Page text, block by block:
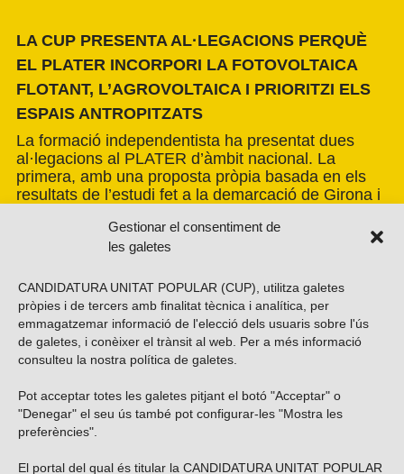
Gestionar el consentiment de
les galetes
CANDIDATURA UNITAT POPULAR (CUP), utilitza galetes
pròpies i de tercers amb finalitat tècnica i analítica, per
emmagatzemar informació de l'elecció dels usuaris sobre l'ús
de galetes, i conèixer el trànsit al web. Per a més informació
consulteu la nostra política de galetes
Pot acceptar totes les galetes pitjant el botó "Acceptar" o
"Denegar" el seu ús també pot configurar-les "Mostra les
preferències".
El portal del qual és titular la CANDIDATURA UNITAT POPULAR
LA CUP PRESENTA AL·LEGACIONS PERQUÈ
EL PLATER INCORPORI LA FOTOVOLTAICA
FLOTANT, L’AGROVOLTAICA I PRIORITZI ELS
ESPAIS ANTROPITZATS
La formació independentista ha presentat dues
al·legacions al PLATER d’àmbit nacional. La
primera, amb una proposta pròpia basada en els
resultats de l’estudi fet a la demarcació de Girona i
país. La segona, impulsada per la Xarxa per una
Transició Energètica Justa, de caràcter més global.
Vols subscriure’t al nostre butlletí?